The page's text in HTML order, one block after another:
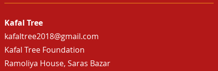
Kafal Tree
kafaltree2018@gmail.com
Kafal Tree Foundation
Ramoliya House, Saras Bazar